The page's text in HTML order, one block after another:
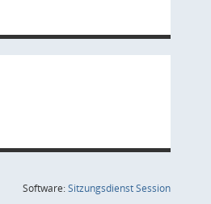
Software:SitzungsdienstSession(Wird in